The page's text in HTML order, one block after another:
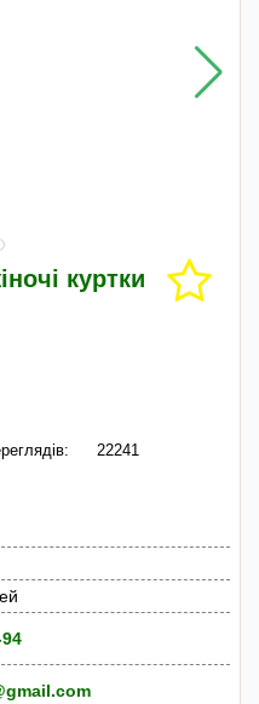
куртки
22241